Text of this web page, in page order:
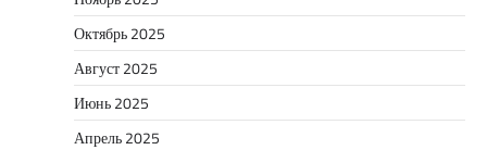
Октябрь 2025
Август 2025
Июнь 2025
Апрель 2025